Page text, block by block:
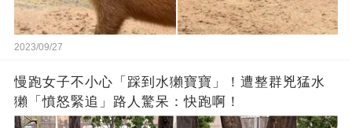
2023/09/27
慢跑女子不小心「踩到水獺寶寶」！遭整群兇猛水
獺「憤怒緊追」路人驚呆：快跑啊！